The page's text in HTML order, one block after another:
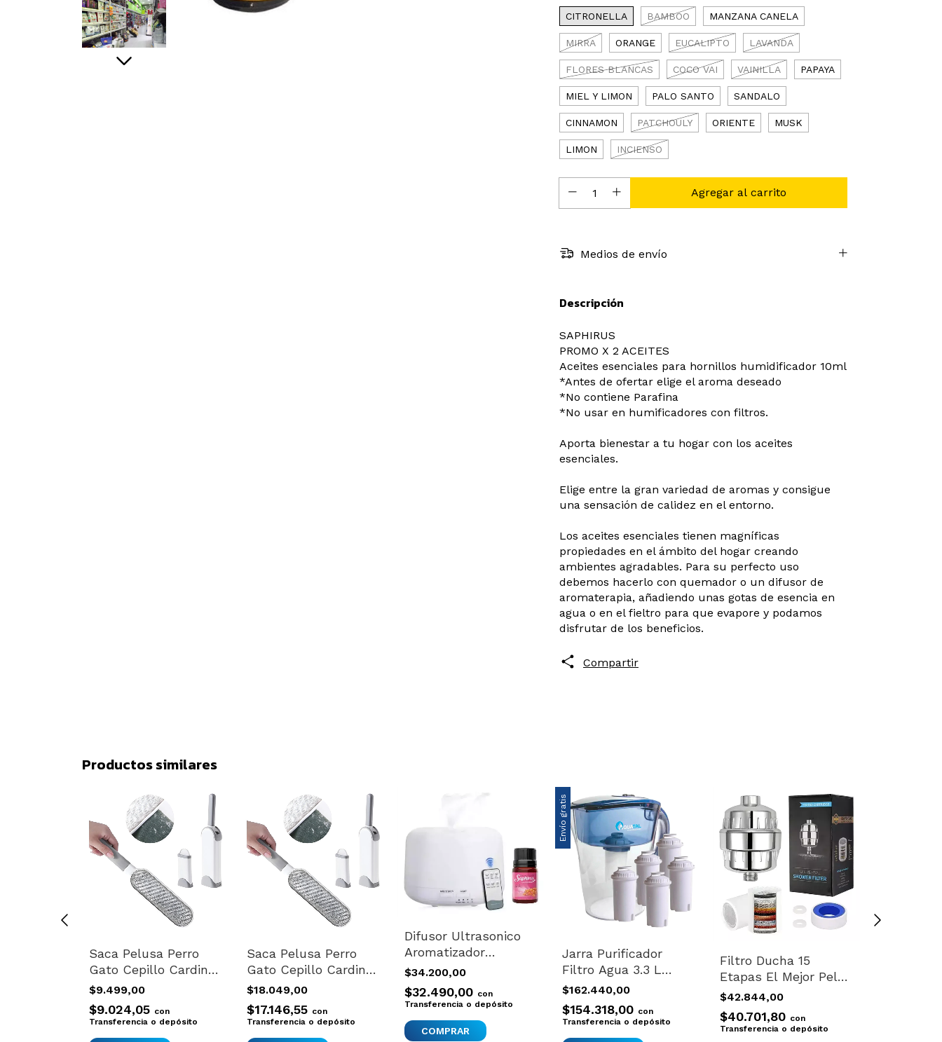
CITRONELLA
BAMBOO MANZANA CANELA
MIRRA ORANGE EUCALIPTO LAVANDA
FLORES BLANCAS COCO VAI VAINILLA PAPAYA
MIEL Y LIMON PALO SANTO SANDALO
CINNAMON PATCHOULY ORIENTE MUSK
LIMON INCIENSO
Medios de envío
Descripción
SAPHIRUS
PROMO X 2 ACEITES
Aceites esenciales para hornillos humidificador 10ml
*Antes de ofertar elige el aroma deseado
*No contiene Parafina
*No usar en humificadores con filtros.
Aporta bienestar a tu hogar con los aceites
esenciales.
Elige entre la gran variedad de aromas y consigue
una sensación de calidez en el entorno.
Los aceites esenciales tienen magníficas
propiedades en el ámbito del hogar creando
ambientes agradables. Para su perfecto uso
debemos hacerlo con quemador o un difusor de
aromaterapia, añadiendo unas gotas de esencia en
agua o en el fieltro para que evapore y podamos
disfrutar de los beneficios.
Compartir
Productos similares
Saca Pelusa Perro
Gato Cepillo Cardina
Quita Pelos Variado
$9.499,00
$9.024,05 con
Transferencia o depósito
Saca Pelusa Perro
Gato Cepillo Cardina
Quita Pelos Variado
$18.049,00
$17.146,55 con
Transferencia o depósito
Difusor Ultrasonico
Aromatizador
Humidificador +
Aceite Aroma Variado
$34.200,00
$32.490,00 con
Transferencia o depósito
Envío gratis
Jarra Purificador
Filtro Agua 3.3 L
Humma Rose + 5
filtros
$162.440,00
$154.318,00 con
Transferencia o depósito
Filtro Ducha 15
Etapas El Mejor Pelo
Y Piel Saludables
Nuevo Plateado
$42.844,00
$40.701,80 con
Transferencia o depósito